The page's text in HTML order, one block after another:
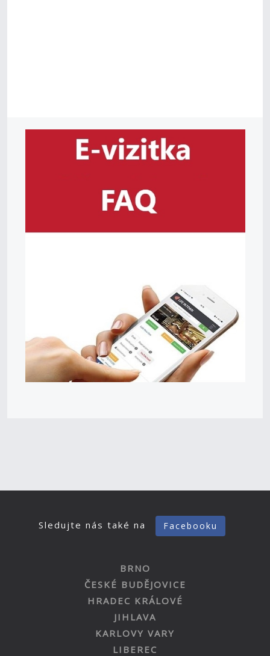
Sledujte nás také na Facebooku
BRNO
ČESKÉ BUDĚJOVICE
HRADEC KRÁLOVÉ
JIHLAVA
KARLOVY VARY
LIBEREC